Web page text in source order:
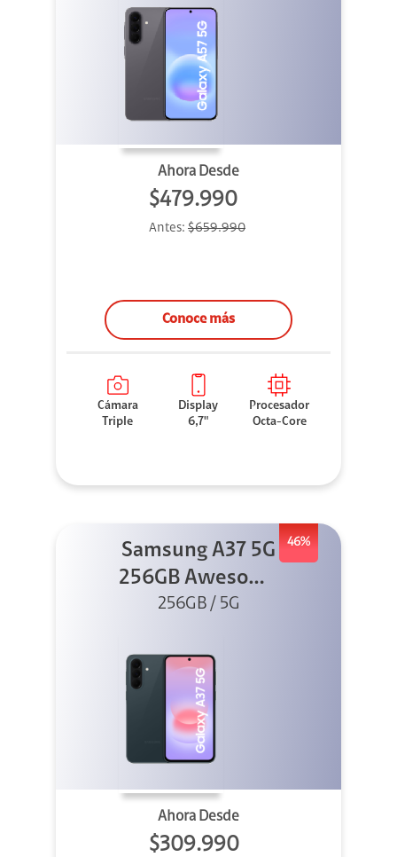
Ahora Desde
$479.990
Antes: $659.990
Conoce más
Cámara
Triple
Display
6,7"
Procesador
Octa-Core
46%
Samsung A37 5G
256GB Awesome
Graygreen
256GB / 5G
Ahora Desde
$309.990